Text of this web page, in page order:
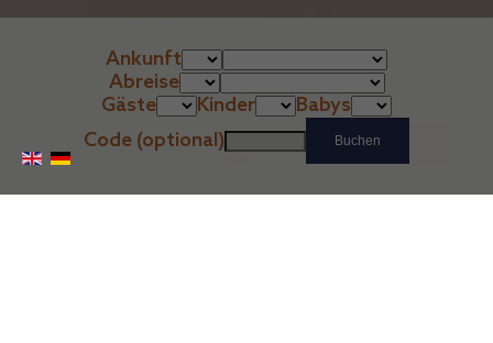
Ankunft
Abreise
Gäste
Kinder
Babys
Code (optional)